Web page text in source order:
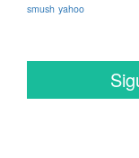
smush yahoo